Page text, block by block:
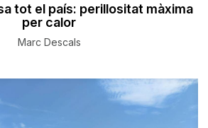
tot el país: perillositat màxima
per calor
Marc Descals